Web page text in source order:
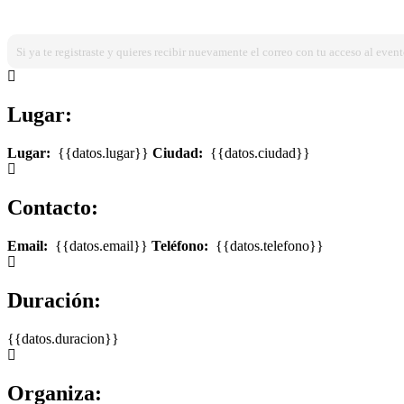
Si ya te registraste y quieres recibir nuevamente el correo con tu acceso al
Lugar:
Lugar: {{datos.lugar}} Ciudad: {{datos.ciudad}}
Contacto:
Email: {{datos.email}} Teléfono: {{datos.telefono}}
Duración:
{{datos.duracion}}
Organiza: